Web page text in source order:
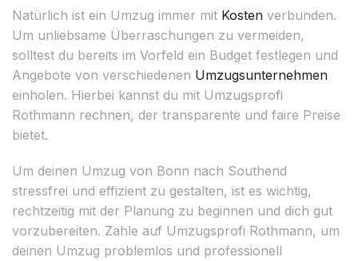
Natürlich ist ein Umzug immer mit Kosten verbunden.
Um unliebsame Überraschungen zu vermeiden,
solltest du bereits im Vorfeld ein Budget festlegen und
Angebote von verschiedenen Umzugsunternehmen
einholen. Hierbei kannst du mit Umzugsprofi
Rothmann rechnen, der transparente und faire Preise
bietet.
Um deinen Umzug von Bonn nach Southend
stressfrei und effizient zu gestalten, ist es wichtig,
rechtzeitig mit der Planung zu beginnen und dich gut
vorzubereiten. Zähle auf Umzugsprofi Rothmann, um
deinen Umzug problemlos und professionell